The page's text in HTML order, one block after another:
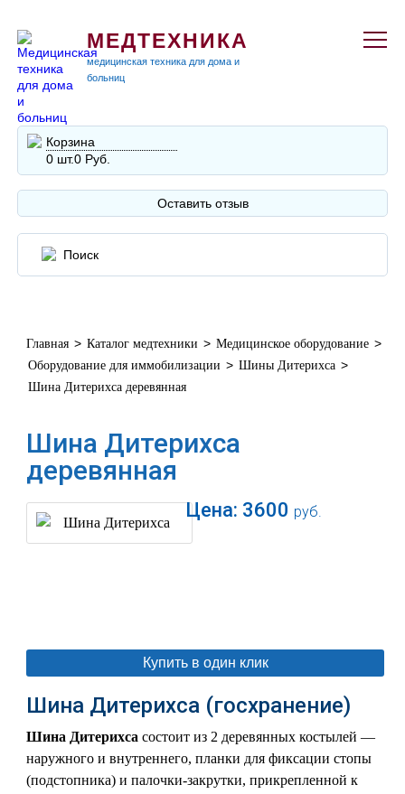
МЕДТЕХНИКА
медицинская техника для дома и
больниц
Корзина
0 шт.0 Руб.
Оставить отзыв
Главная > Каталог медтехники > Медицинское оборудование >
Оборудование для иммобилизации > Шины Дитерихса >
Шина Дитерихса деревянная
Шина Дитерихса
деревянная
Цена: 3600 руб.
Купить в один клик
Шина Дитерихса (госхранение)
Шина Дитерихса состоит из 2 деревянных костылей —
наружного и внутреннего, планки для фиксации стопы
(подстопника) и палочки-закрутки, прикрепленной к